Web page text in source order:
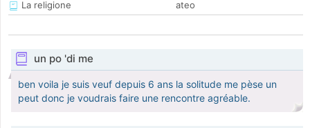
La religione
ateo
un po 'di me
ben voila je suis veuf depuis 6 ans la solitude me pèse un
peut donc je voudrais faire une rencontre agréable.